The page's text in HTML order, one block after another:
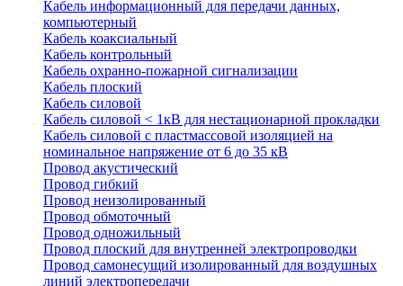
Кабель информационный для передачи данных,
компьютерный
Кабель коаксиальный
Кабель контрольный
Кабель охранно-пожарной сигнализации
Кабель плоский
Кабель силовой
Кабель силовой < 1кВ для нестационарной прокладки
Кабель силовой с пластмассовой изоляцией на
номинальное напряжение от 6 до 35 кВ
Провод акустический
Провод гибкий
Провод неизолированный
Провод обмоточный
Провод одножильный
Провод плоский для внутренней электропроводки
Провод самонесущий изолированный для воздушных
линий электропередачи